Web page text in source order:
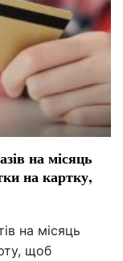
на місяць
на картку,
на місяць
щоб